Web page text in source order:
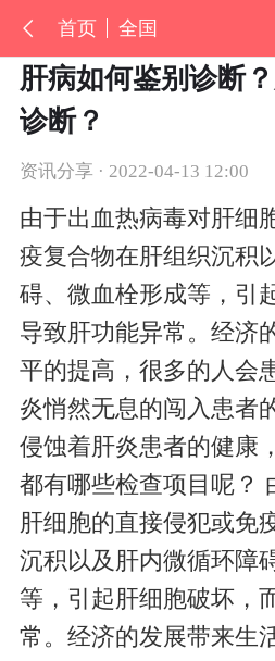
首页 全国
肝病如何鉴别诊断
诊断？
资讯分享 · 2022-04-13 12:00
由于出血热病毒对肝细
疫复合物在肝组织沉积
碍、微血栓形成等，引
导致肝功能异常。经济
平的提高，很多的人会
炎悄然无息的闯入患者
侵蚀着肝炎患者的健康
都有哪些检查项目呢？
肝细胞的直接侵犯或免
沉积以及肝内微循环障
等，引起肝细胞破坏，
常。经济的发展带来生